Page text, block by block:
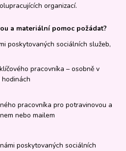
organizací.
a materiální pomoc požádat?
poskytovaných sociálních služeb,
pracovníka – osobně v
pracovníka pro potravinovou a
nebo mailem
námi poskytovaných sociálních